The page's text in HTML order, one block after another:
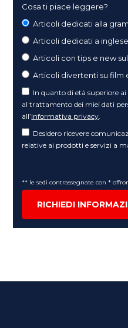
Cosa ti piace leggere?
Articoli dedicati alla
Articoli dedicati a
Articoli con tips e new
Articoli divertenti su film
In quanto di età superiore
al trattamento dei miei dati
all’informativa privacy
Desidero ricevere
relative ai prodotti e servizi a
** le sedi contrassegnate con *
RICHIEDI